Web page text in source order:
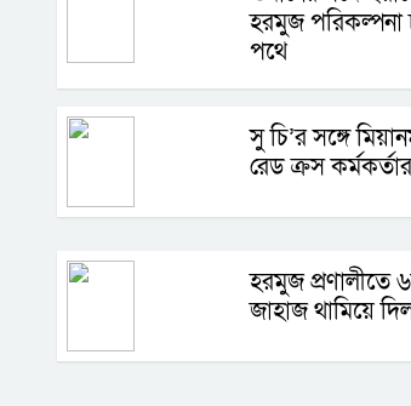
হরমুজ পরিকল্পনা
পথে
সু চি’র সঙ্গে
রেড ক্রস
হরমুজ প্রণালীতে
জাহাজ থামিয়ে